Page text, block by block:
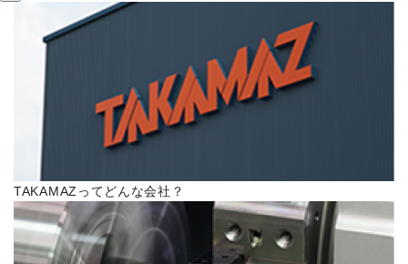
お問い合わせ
高松流技
ご利用に際して
当社のセキュリティへの取り組み
プライバシーポリシー
TAKAMAZってどんな会社？